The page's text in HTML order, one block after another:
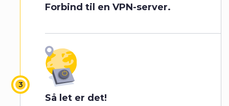
Forbind til en VPN-server.
Så let er det!